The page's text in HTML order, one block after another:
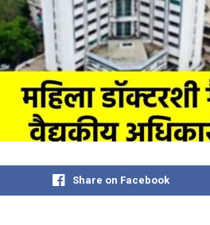
Share on Facebook